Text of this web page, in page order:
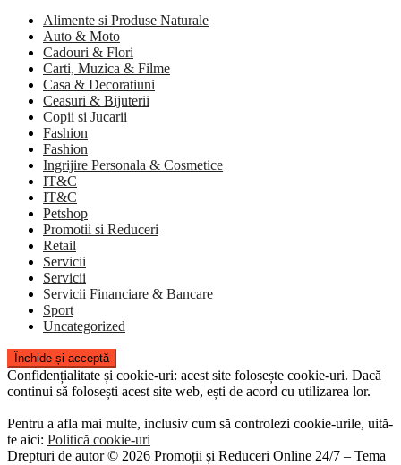
Alimente si Produse Naturale
Auto & Moto
Cadouri & Flori
Carti, Muzica & Filme
Casa & Decoratiuni
Ceasuri & Bijuterii
Copii si Jucarii
Fashion
Fashion
Ingrijire Personala & Cosmetice
IT&C
IT&C
Petshop
Promotii si Reduceri
Retail
Servicii
Servicii
Servicii Financiare & Bancare
Sport
Uncategorized
Confidențialitate și cookie-uri: acest site folosește cookie-uri. Dacă
continui să folosești acest site web, ești de acord cu utilizarea lor.
Pentru a afla mai multe, inclusiv cum să controlezi cookie-urile, uită-
te aici: Politică cookie-uri
Drepturi de autor © 2026 Promoții și Reduceri Online 24/7 – Tema